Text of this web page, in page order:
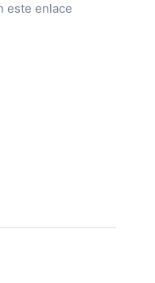
este enlace